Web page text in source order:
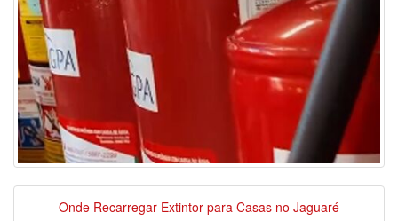
Onde Recarregar Extintor para Casas no Jaguaré